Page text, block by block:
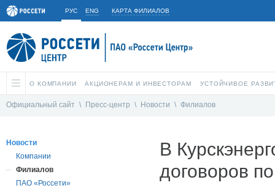
РУС ENG КАРТА ФИЛИАЛОВ
О КОМПАНИИ АКЦИОНЕРАМ И ИНВЕСТОРАМ УСТОЙЧИВОЕ
Официальный сайт \ Пресс-центр \ Новости \ Филиалов
Новости
Компании
Филиалов
ПАО «Россети»
В
договоров